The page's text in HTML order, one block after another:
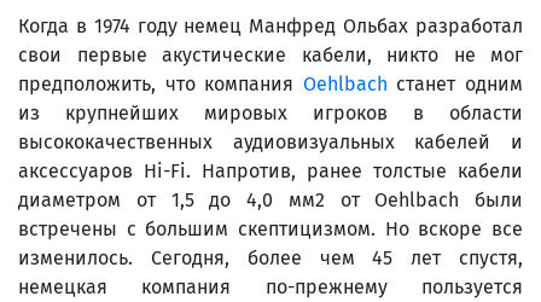
Когда в 1974 году немец Манфред Ольбах разработал
свои первые акустические кабели, никто не мог
предположить, что компания Oehlbach станет одним
из крупнейших мировых игроков в области
высококачественных аудиовизуальных кабелей и
аксессуаров Hi-Fi. Напротив, ранее толстые кабели
диаметром от 1,5 до 4,0 мм2 от Oehlbach были
встречены с большим скептицизмом. Но вскоре все
изменилось. Сегодня, более чем 45 лет спустя,
немецкая компания по-прежнему пользуется